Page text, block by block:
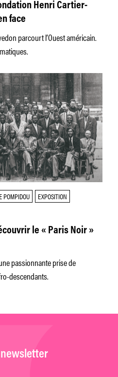
Henri Cartier-
face
parcourt l’Ouest américain.
POMPIDOU
EXPOSITION
le « Paris Noir »
passionnante prise de
descendants.